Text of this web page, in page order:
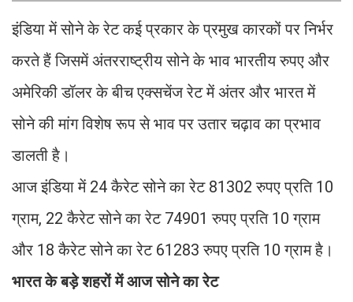
इंडिया में सोने के रेट कई प्रकार के प्रमुख कारकों पर निर्भर
करते हैं जिसमें अंतरराष्ट्रीय सोने के भाव भारतीय रुपए और
अमेरिकी डॉलर के बीच एक्सचेंज रेट में अंतर और भारत में
सोने की मांग विशेष रूप से भाव पर उतार चढ़ाव का प्रभाव
डालती है।
आज इंडिया में 24 कैरेट सोने का रेट 81302 रुपए प्रति 10
ग्राम, 22 कैरेट सोने का रेट 74901 रुपए प्रति 10 ग्राम
और 18 कैरेट सोने का रेट 61283 रुपए प्रति 10 ग्राम है।
भारत के बड़े शहरों में आज सोने का रेट